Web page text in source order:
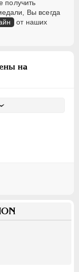
получить
Вы всегда
от наших
на